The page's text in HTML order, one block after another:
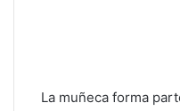
La muñeca forma